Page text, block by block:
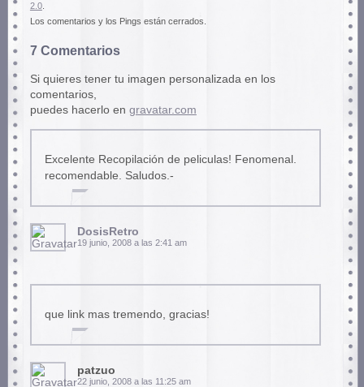
2.0.
Los comentarios y los Pings están cerrados.
7 Comentarios
Si quieres tener tu imagen personalizada en los
comentarios,
puedes hacerlo en gravatar.com
Excelente Recopilación de peliculas! Fenomenal.
recomendable. Saludos.-
DosisRetro
19 junio, 2008 a las 2:41 am
que link mas tremendo, gracias!
patzuo
22 junio, 2008 a las 11:25 am